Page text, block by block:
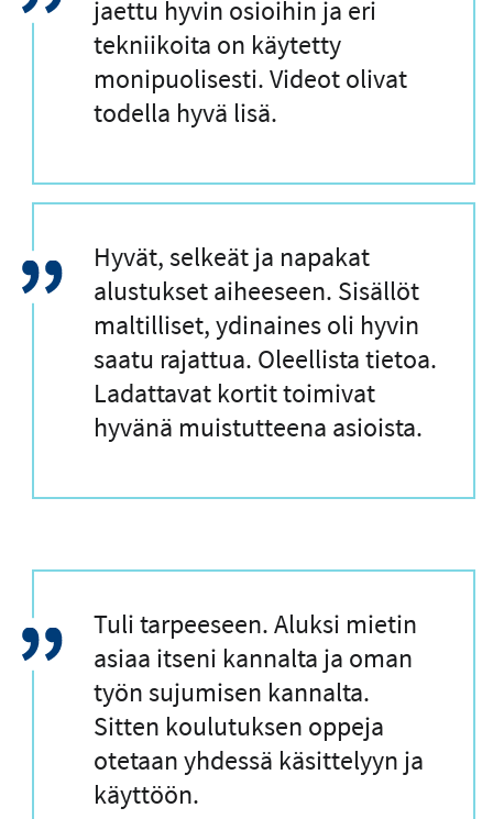
a
i
n
a
s
jaettu hyvin osioihin ja eri
tekniikoita on käytetty
monipuolisesti. Videot olivat
todella hyvä lisä.
L
a
i
n
a
u
Hyvät, selkeät ja napakat
alustukset aiheeseen. Sisällöt
maltilliset, ydinaines oli hyvin
saatu rajattua. Oleellista tietoa.
Ladattavat kortit toimivat
hyvänä muistutteena asioista.
L
a
i
n
a
u
Tuli tarpeeseen. Aluksi mietin
asiaa itseni kannalta ja oman
työn sujumisen kannalta.
Sitten koulutuksen oppeja
otetaan yhdessä käsittelyyn ja
käyttöön.